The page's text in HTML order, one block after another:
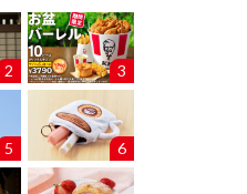
2 3
5 6